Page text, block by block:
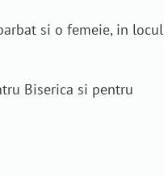
si o femeie, in locul
Biserica si pentru